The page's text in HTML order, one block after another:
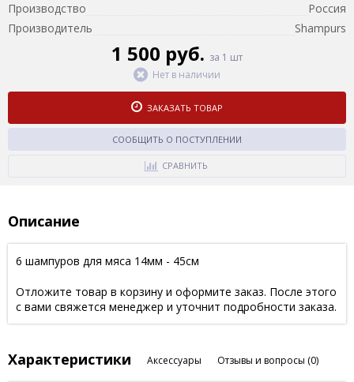
Производство
Россия
Производитель
Shampurs
1 500 руб. за 1 шт
Нет в наличии
ЗАКАЗАТЬ ТОВАР
СООБЩИТЬ О ПОСТУПЛЕНИИ
СРАВНИТЬ
Описание
6 шампуров для мяса 14мм - 45см
Отложите товар в корзину и оформите заказ. После этого
с вами свяжется менеджер и уточнит подробности заказа.
Характеристики Аксессуары Отзывы и вопросы (0)